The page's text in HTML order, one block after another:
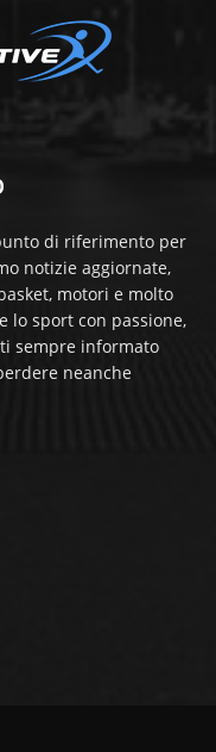
di riferimento per
notizie aggiornate,
motori e molto
lo sport con passione,
sempre informato
neanche